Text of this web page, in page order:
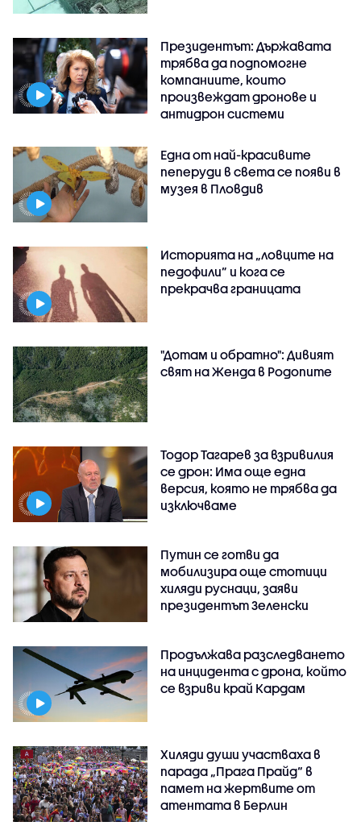
Президентът: Държавата
трябва да подпомогне
компаниите, които
произвеждат дронове и
антидрон системи
Една от най-красивите
пеперуди в света се появи в
музея в Пловдив
Историята на „ловците на
педофили” и кога се
прекрачва границата
"Дотам и обратно": Дивият
свят на Женда в Родопите
Тодор Тагарев за взривилия
се дрон: Има още една
версия, която не трябва да
изключваме
Путин се готви да
мобилизира още стотици
хиляди руснаци, заяви
президентът Зеленски
Продължава разследването
на инцидента с дрона, който
се взриви край Кардам
Хиляди души участваха в
парада „Прага Прайд“ в
памет на жертвите от
атентата в Берлин